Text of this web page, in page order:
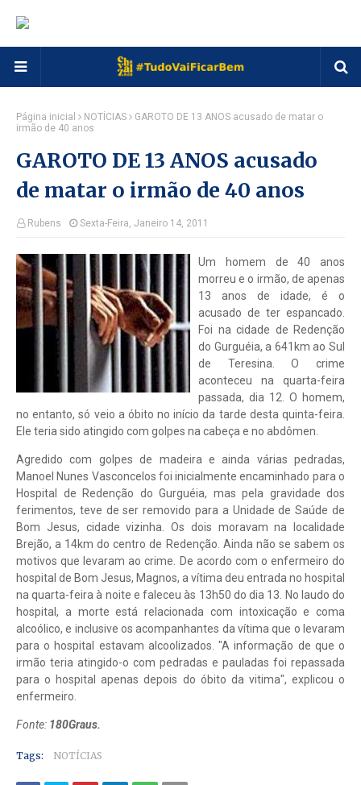
Página inicial NOTÍCIAS
GAROTO DE 13 ANOS acusado de matar o
irmão de 40 anos
GAROTO DE 13 ANOS acusado
de matar o irmão de 40 anos
Rubens Sexta-Feira, Janeiro 14, 2011
Um homem de 40 anos
morreu e o irmão, de apenas
13 anos de idade, é o
acusado de ter espancado.
Foi na cidade de Redenção
do Gurguéia, a 641km ao Sul
de Teresina. O crime
aconteceu na quarta-feira
passada, dia 12. O homem,
no entanto, só veio a óbito no início da tarde desta quinta-feira.
Ele teria sido atingido com golpes na cabeça e no abdômen.
Agredido com golpes de madeira e ainda várias pedradas,
Manoel Nunes Vasconcelos foi inicialmente encaminhado para o
Hospital de Redenção do Gurguéia, mas pela gravidade dos
ferimentos, teve de ser removido para a Unidade de Saúde de
Bom Jesus, cidade vizinha. Os dois moravam na localidade
Brejão, a 14km do centro de Redenção. Ainda não se sabem os
motivos que levaram ao crime. De acordo com o enfermeiro do
hospital de Bom Jesus, Magnos, a vítima deu entrada no hospital
na quarta-feira à noite e faleceu às 13h50 do dia 13. No laudo do
hospital, a morte está relacionada com intoxicação e coma
alcoólico, e inclusive os acompanhantes da vítima que o levaram
para o hospital estavam alcoolizados. "A informação de que o
irmão teria atingido-o com pedradas e pauladas foi repassada
para o hospital apenas depois do óbito da vitima", explicou o
enfermeiro.
Fonte: 180Graus.
Tags: NOTÍCIAS